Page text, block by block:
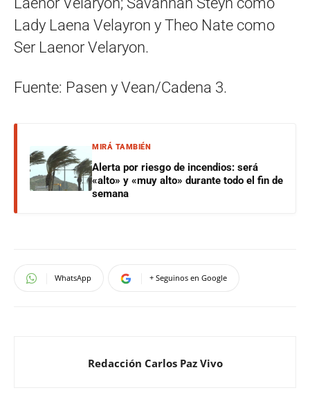
Lady Laena Velayron y Theo Nate como
Ser Laenor Velaryon.
Fuente: Pasen y Vean/Cadena 3.
MIRÁ TAMBIÉN
Alerta por riesgo de incendios: será
«alto» y «muy alto» durante todo el fin de
semana
WhatsApp + Seguinos en Google
Redacción Carlos Paz Vivo